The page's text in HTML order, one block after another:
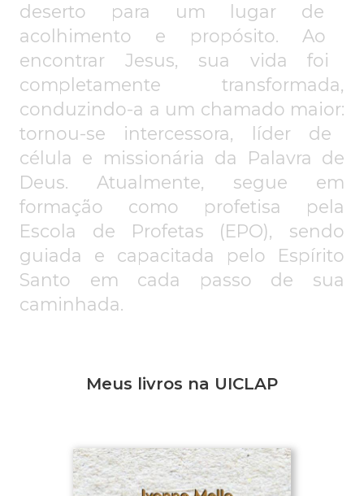
deserto para um lugar de
acolhimento
e propósito. Ao
encontrar Jesus, sua vida foi
completamente transformada,
conduzindo-a a um chamado maior:
tornou-se intercessora, líder de
célula e missionária da Palavra de
Deus. Atualmente, segue em
formação como profetisa pela
Escola de Profetas (EPO), sendo
guiada e capacitada pelo Espírito
Santo em cada passo de sua
caminhada.
Meus livros na UICLAP